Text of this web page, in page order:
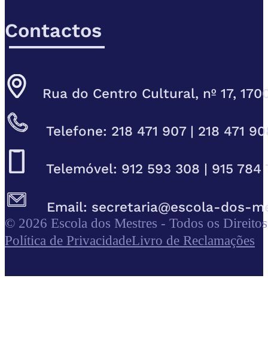
Contactos
Rua do Centro Cultural, nº 17,
Telefone: 218 471 907 | 218 471
Telemóvel: 912 593 308 | 915 784
Email: secretaria@escola-dos-
© 2026 Escola dos Mestres - Todos os
Política de PrivacidadeLivro de Reclamações